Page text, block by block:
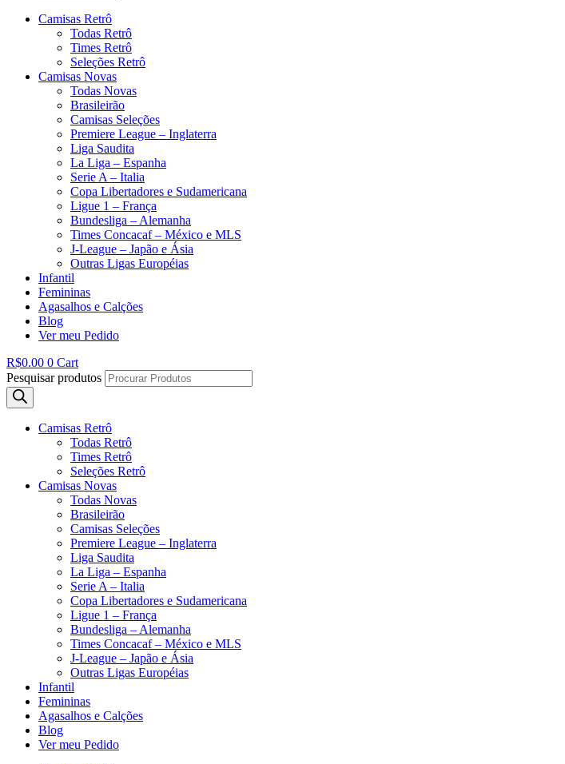
Camisas Retrô
Todas Retrô
Times Retrô
Seleções Retrô
Camisas Novas
Todas Novas
Brasileirão
Camisas Seleções
Premiere League – Inglaterra
Liga Saudita
La Liga – Espanha
Serie A – Italia
Copa Libertadores e Sudamericana
Ligue 1 – França
Bundesliga – Alemanha
Times Concacaf – México e MLS
J-League – Japão e Ásia
Outras Ligas Européias
Infantil
Femininas
Agasalhos e Calções
Blog
Ver meu Pedido
R$0.00 0 Cart
Pesquisar produtos
Camisas Retrô
Todas Retrô
Times Retrô
Seleções Retrô
Camisas Novas
Todas Novas
Brasileirão
Camisas Seleções
Premiere League – Inglaterra
Liga Saudita
La Liga – Espanha
Serie A – Italia
Copa Libertadores e Sudamericana
Ligue 1 – França
Bundesliga – Alemanha
Times Concacaf – México e MLS
J-League – Japão e Ásia
Outras Ligas Européias
Infantil
Femininas
Agasalhos e Calções
Blog
Ver meu Pedido